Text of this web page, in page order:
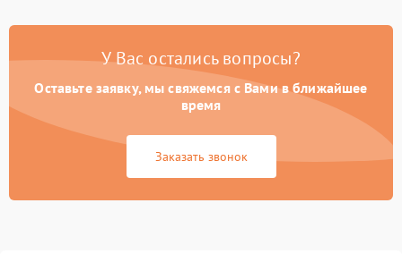
У Вас остались вопросы?
Оставьте заявку, мы свяжемся с Вами в ближайшее
время
Заказать звонок